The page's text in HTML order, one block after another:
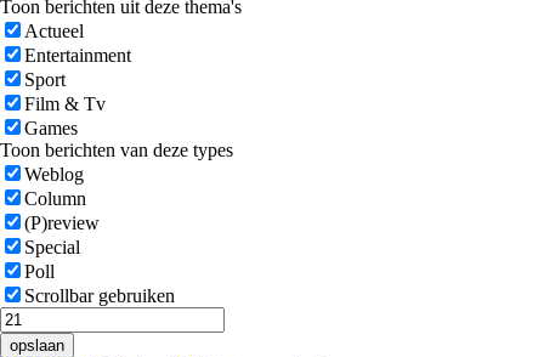
Toon berichten uit deze thema's
Actueel
Entertainment
Sport
Film & Tv
Games
Toon berichten van deze types
Weblog
Column
(P)review
Special
Poll
Scrollbar gebruiken
opslaan